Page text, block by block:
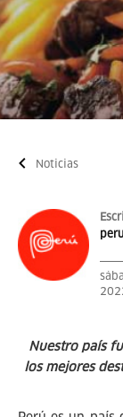
Noticias
Nuestro país
los mejores